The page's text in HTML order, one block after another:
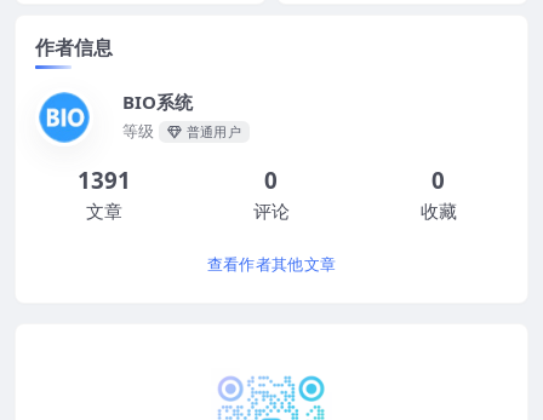
作者信息
BIO系统
等级 普通用户
1391
文章
0
评论
0
收藏
查看作者其他文章